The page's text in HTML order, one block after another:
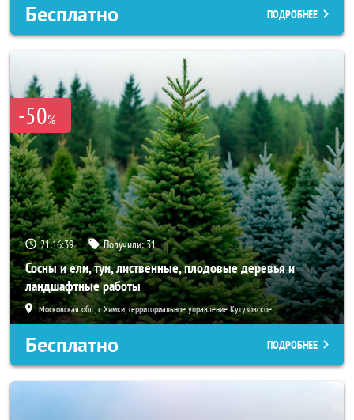
Бесплатно ПОДРОБНЕЕ
-50%
21:16:38 Получили:31
Сосны и ели, туи, лиственные, плодовые деревья и
ландшафтные работы
Московская обл., г. Химки, территориальное управление Кутузовское
Бесплатно ПОДРОБНЕЕ